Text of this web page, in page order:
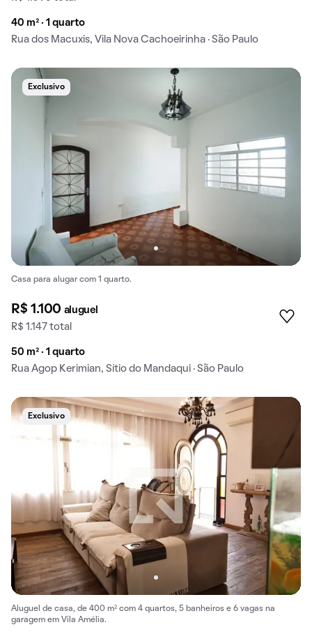
40 m² · 1 quarto
Rua dos Macuxis, Vila Nova Cachoeirinha · São Paulo
Exclusivo
Casa para alugar com 1 quarto.
R$ 1.100 aluguel
R$ 1.147 total
50 m² · 1 quarto
Rua Agop Kerimian, Sítio do Mandaqui · São Paulo
Exclusivo
Aluguel de casa, de 400 m² com 4 quartos, 5 banheiros e 6 vagas na
garagem em Vila Amélia.